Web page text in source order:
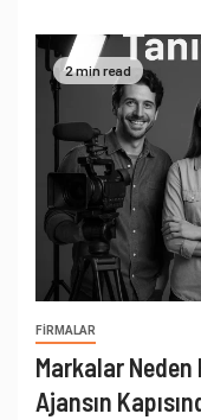
2 min read
FIRMALAR
Markalar Neden
Ajansın